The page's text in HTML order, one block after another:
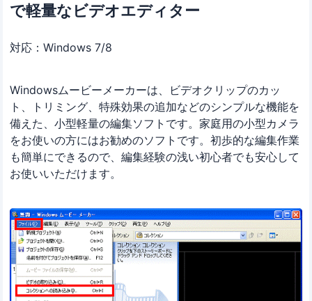
で軽量なビデオエディター
対応：Windows 7/8
Windowsムービーメーカーは、ビデオクリップのカッ
ト、トリミング、特殊効果の追加などのシンプルな機能を
備えた、小型軽量の編集ソフトです。家庭用の小型カメラ
をお使いの方にはお勧めのソフトです。初歩的な編集作業
も簡単にできるので、編集経験の浅い初心者でも安心して
お使いいただけます。